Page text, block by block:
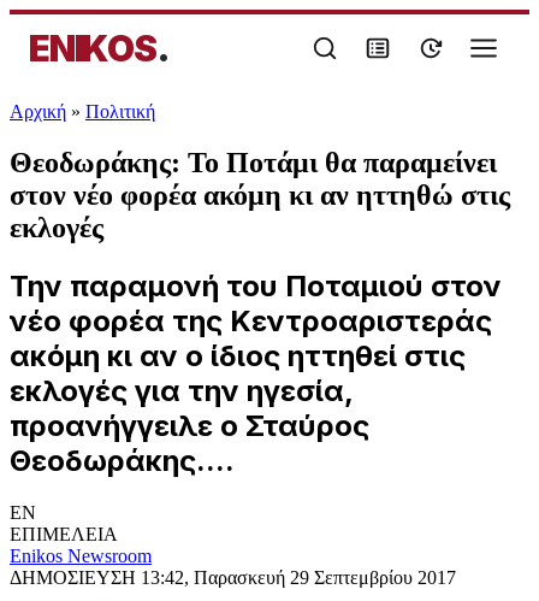
ENIKOS.
Αρχική » Πολιτική
Θεοδωράκης: Το Ποτάμι θα παραμείνει
στον νέο φορέα ακόμη κι αν ηττηθώ στις
εκλογές
Την παραμονή του Ποταμιού στον
νέο φορέα της Κεντροαριστεράς
ακόμη κι αν ο ίδιος ηττηθεί στις
εκλογές για την ηγεσία,
προανήγγειλε ο Σταύρος
Θεοδωράκης....
EN
ΕΠΙΜΕΛΕΙΑ
Enikos Newsroom
ΔΗΜΟΣΙΕΥΣΗ 13:42, Παρασκευή 29 Σεπτεμβρίου 2017